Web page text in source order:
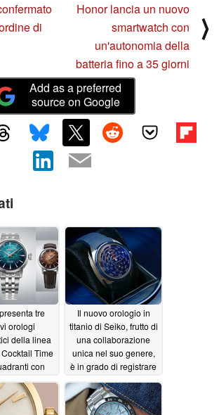
di
Honor lancia un nuovo
smartwatch con
un'autonomia della
batteria fino a 35 giorni
⟩
Add as a preferred
source on Google
tre
orologi
della linea
Time
con
07/2026
Il nuovo orologio in
titanio di Seiko, frutto di
una collaborazione
unica nel suo genere,
è in grado di registrare
07/03/2026